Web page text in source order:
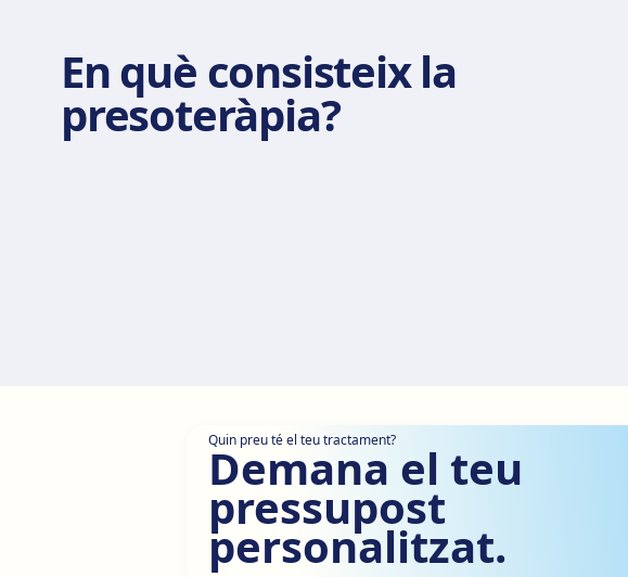
En què consisteix la
presoteràpia?
Quin preu té el teu tractament?
Demana el teu
pressupost
personalitzat.